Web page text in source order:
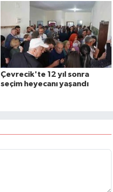
Çevrecik'te 12 yıl sonra
seçim heyecanı yaşandı